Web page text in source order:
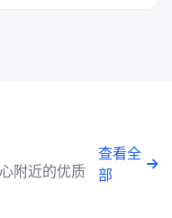
附近的优质
查看全
部